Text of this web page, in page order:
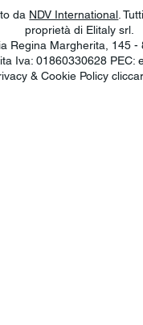
da NDV International .
proprietà di Elitaly srl.
Regina Margherita, 145 -
Iva: 01860330628 PEC:
& Cookie Policy